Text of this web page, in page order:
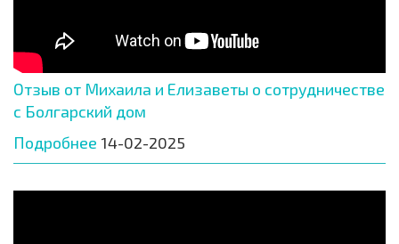
Отзыв от Михаила и Елизаветы о сотрудничестве
с Болгарский дом
Подробнее 14-02-2025